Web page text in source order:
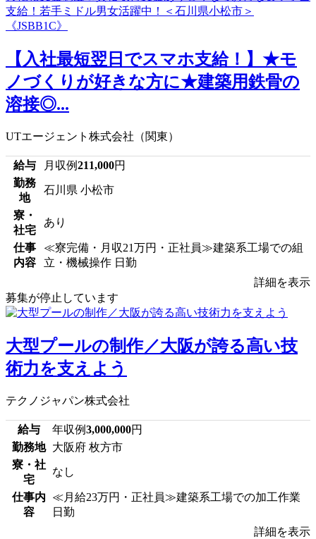
【入社最短翌日でスマホ支給！】★モ
ノづくりが好きな方に★建築用鉄骨の
溶接◎...
UTエージェント株式会社（関東）
給与 月収例211,000円
勤務
地
石川県 小松市
寮・
社宅
あり
仕事
内容
≪寮完備・月収21万円・正社員≫建築系工場での組
立・機械操作 日勤
詳細を表示
募集が停止しています
大型プールの制作／大阪が誇る高い技
術力を支えよう
テクノジャパン株式会社
給与 年収例3,000,000円
勤務地
大阪府 枚方市
寮・社
宅
なし
仕事内
容
≪月給23万円・正社員≫建築系工場での加工作業
日勤
詳細を表示